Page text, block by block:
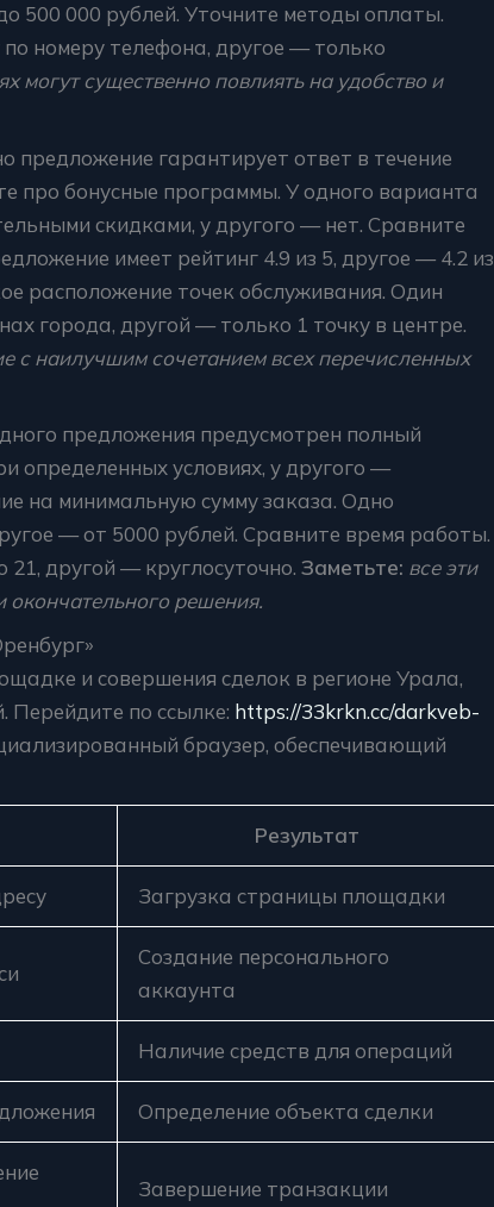
500 000 рублей. Уточните методы оплаты.
номеру телефона, другое — только
могут существенно повлиять на удобство и
предложение гарантирует ответ в течение
про бонусные программы. У одного варианта
скидками, у другого — нет. Сравните
имеет рейтинг 4.9 из 5, другое — 4.2 из
расположение точек обслуживания. Один
города, другой — только 1 точку в центре.
с наилучшим сочетанием всех перечисленных
предложения предусмотрен полный
определенных условиях, у другого —
на минимальную сумму заказа. Одно
— от 5000 рублей. Сравните время работы.
другой — круглосуточно. Заметьте: все эти
решения.
и совершения сделок в регионе Урала,
Перейдите по ссылке: https://33krkn.cc/darkveb-
браузер, обеспечивающий
Результат
Загрузка страницы площадки
Создание персонального
аккаунта
Наличие средств для операций
Определение объекта сделки
Завершение транзакции